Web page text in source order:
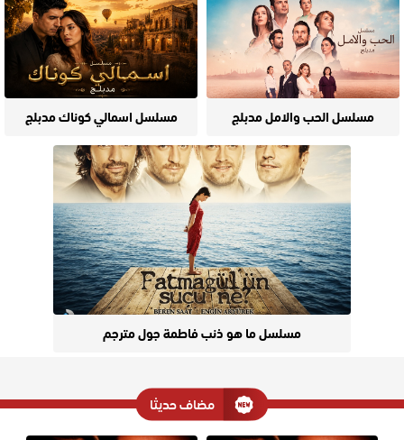
مسلسل الحب والامل مدبلج مسلسل اسمالي كوناك مدبلج
مسلسل ما هو ذنب فاطمة جول مترجم
مضاف حديثا